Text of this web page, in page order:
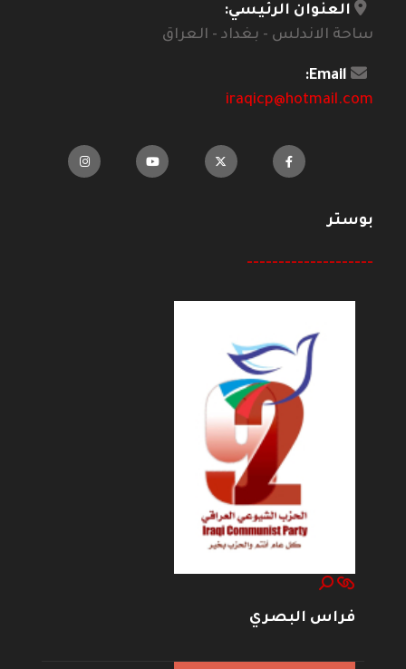
العنوان الرئيسي:
ساحة الاندلس - بغداد - العراق
Email:
iraqicp@hotmail.com
بوستر
--------------------
فراس البصري